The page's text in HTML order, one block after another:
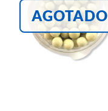
AGOTADO